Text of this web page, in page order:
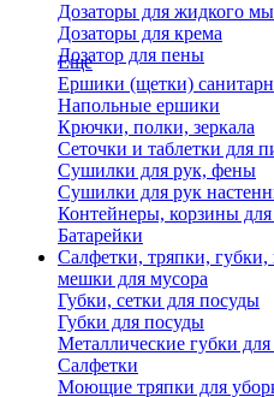
Дозаторы для жидкого
Дозаторы для крема
Дозатор для пены
Еще
Ершики (щетки)
Напольные ершики
Крючки, полки, зеркала
Сеточки и таблетки для
Сушилки для рук, фены
Сушилки для рук
Контейнеры, корзины
Батарейки
Салфетки, тряпки,
мешки для мусора
Губки, сетки для посуды
Губки для посуды
Металлические губки
Салфетки
Моющие тряпки для